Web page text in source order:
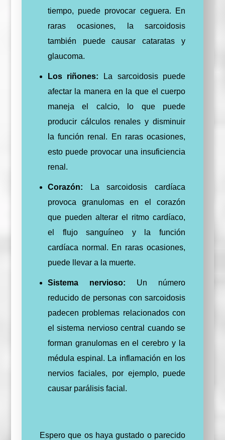
tiempo, puede provocar ceguera. En
raras ocasiones, la sarcoidosis
también puede causar cataratas y
glaucoma.
Los riñones: La sarcoidosis puede
afectar la manera en la que el cuerpo
maneja el calcio, lo que puede
producir cálculos renales y disminuir
la función renal. En raras ocasiones,
esto puede provocar una insuficiencia
renal.
Corazón: La sarcoidosis cardíaca
provoca granulomas en el corazón
que pueden alterar el ritmo cardíaco,
el flujo sanguíneo y la función
cardíaca normal. En raras ocasiones,
puede llevar a la muerte.
Sistema nervioso: Un número
reducido de personas con sarcoidosis
padecen problemas relacionados con
el sistema nervioso central cuando se
forman granulomas en el cerebro y la
médula espinal. La inflamación en los
nervios faciales, por ejemplo, puede
causar parálisis facial.
Espero que os haya gustado o parecido